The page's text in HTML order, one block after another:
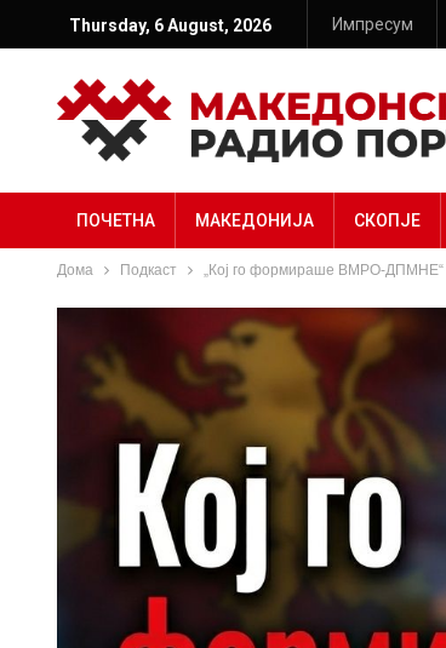
Thursday, 6 August, 2026 Импресум
ПОЧЕТНА МАКЕДОНИЈА СКОПЈЕ
Дома Подкаст „Кој го формираше ВМРО-ДПМНЕ“